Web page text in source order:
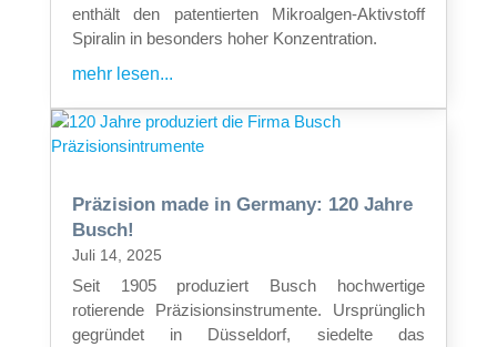
enthält den patentierten Mikroalgen-Aktivstoff
Spiralin in besonders hoher Konzentration.
mehr lesen...
Präzision made in Germany: 120 Jahre
Busch!
Juli 14, 2025
Seit 1905 produziert Busch hochwertige
rotierende Präzisionsinstrumente. Ursprünglich
gegründet in Düsseldorf, siedelte das